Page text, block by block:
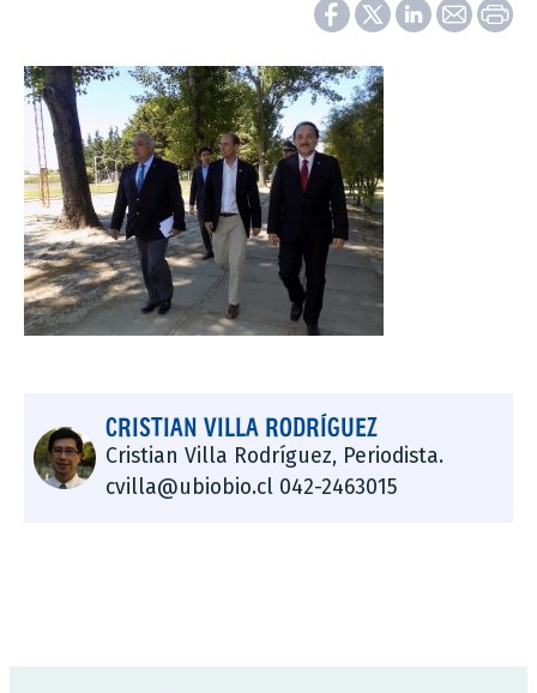
CRISTIAN VILLA RODRÍGUEZ
Cristian Villa Rodríguez, Periodista.
cvilla@ubiobio.cl 042-2463015